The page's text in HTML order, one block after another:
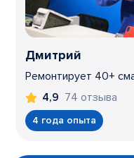
Дмитрий
Ремонтирует 40+
4,9 74 отзыва
4 года опыта